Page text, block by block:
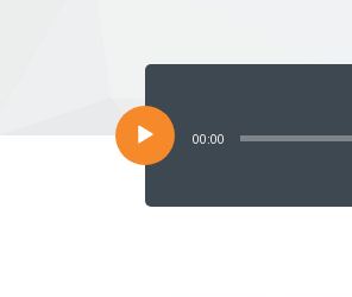
Lecteur
00:00